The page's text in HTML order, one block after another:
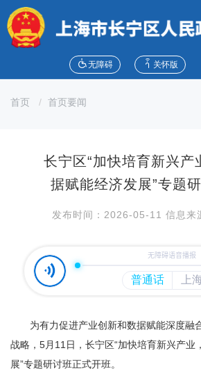
障
碍
说
无障碍 关怀版
首页 首页要闻
长宁区“加快培育新兴产
据赋能经济发展”专题
发布时间：2026-05-11 信息来
为有力促进产业创新和数据赋能深度融
战略，5月11日，长宁区“加快培育新兴产业
展”专题研讨班正式开班。